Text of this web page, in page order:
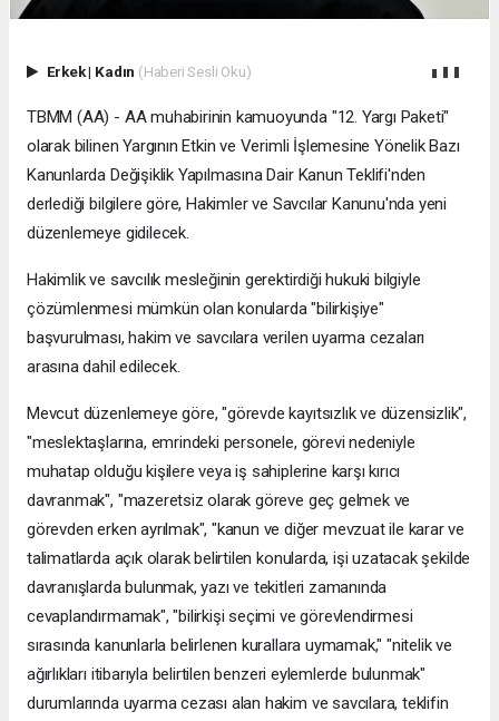
Erkek| Kadın (Haberi Sesli Oku)
TBMM (AA) - AA muhabirinin kamuoyunda "12. Yargı Paketi"
olarak bilinen Yargının Etkin ve Verimli İşlemesine Yönelik Bazı
Kanunlarda Değişiklik Yapılmasına Dair Kanun Teklifi'nden
derlediği bilgilere göre, Hakimler ve Savcılar Kanunu'nda yeni
düzenlemeye gidilecek.
Hakimlik ve savcılık mesleğinin gerektirdiği hukuki bilgiyle
çözümlenmesi mümkün olan konularda "bilirkişiye"
başvurulması, hakim ve savcılara verilen uyarma cezaları
arasına dahil edilecek.
Mevcut düzenlemeye göre, "görevde kayıtsızlık ve düzensizlik",
"meslektaşlarına, emrindeki personele, görevi nedeniyle
muhatap olduğu kişilere veya iş sahiplerine karşı kırıcı
davranmak", "mazeretsiz olarak göreve geç gelmek ve
görevden erken ayrılmak", "kanun ve diğer mevzuat ile karar ve
talimatlarda açık olarak belirtilen konularda, işi uzatacak şekilde
davranışlarda bulunmak, yazı ve tekitleri zamanında
cevaplandırmamak", "bilirkişi seçimi ve görevlendirmesi
sırasında kanunlarla belirlenen kurallara uymamak," "nitelik ve
ağırlıkları itibarıyla belirtilen benzeri eylemlerde bulunmak"
durumlarında uyarma cezası alan hakim ve savcılara, teklifin